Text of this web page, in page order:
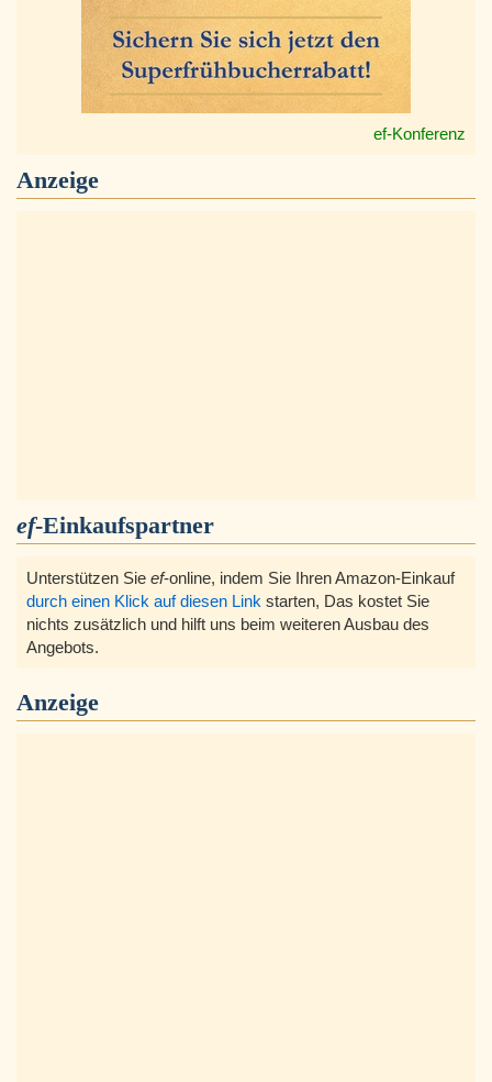
ef-Konferenz
Anzeige
ef-Einkaufspartner
Unterstützen Sie ef-online, indem Sie Ihren Amazon-Einkauf
durch einen Klick auf diesen Link starten, Das kostet Sie
nichts zusätzlich und hilft uns beim weiteren Ausbau des
Angebots.
Anzeige